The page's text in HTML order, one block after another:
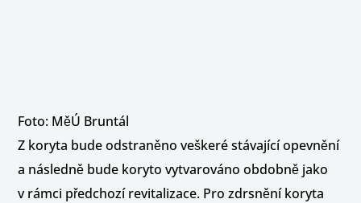
Foto: MěÚ Bruntál
Z koryta bude odstraněno veškeré stávající opevnění
a následně bude koryto vytvarováno obdobně jako
v rámci předchozí revitalizace. Pro zdrsnění koryta